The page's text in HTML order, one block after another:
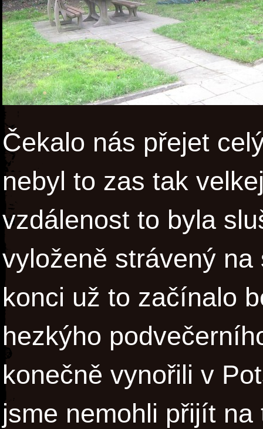
Čekalo nás přejet
nebyl to zas tak
vzdálenost to byla
vyloženě strávený
konci už to začínalo
hezkýho
konečně vynořili v
jsme nemohli přijít